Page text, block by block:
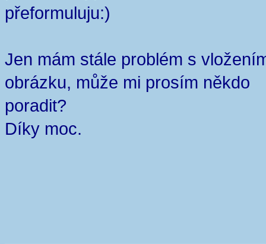
přeformuluju:)
Jen mám stále problém s
obrázku, může mi prosím někdo
poradit?
Díky moc.